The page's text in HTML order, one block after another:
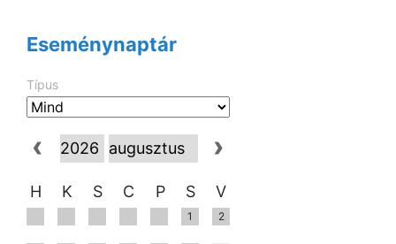
Eseménynaptár
Típus
H K S C P S V
1 2